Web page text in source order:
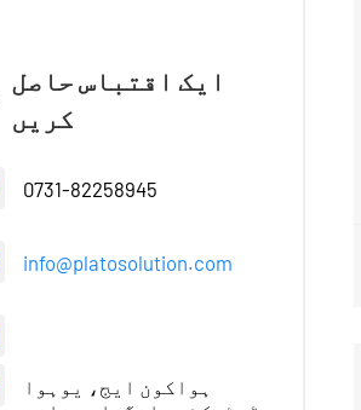
ایک اقتباس حاصل
کریں
0731-82258945
info@platosolution.com
ہواکون ایج، یوہوا